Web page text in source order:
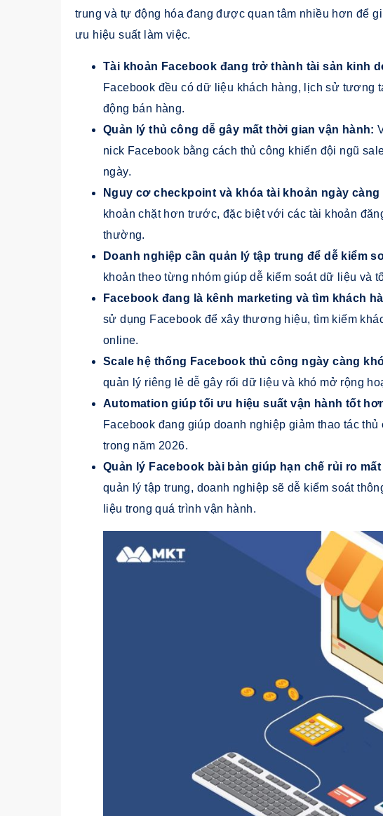
trung và tự động hóa đang được quan tâm nhiều hơn để
ưu hiệu suất làm việc.
Tài khoản Facebook đang trở thành tài sản kinh
Facebook đều có dữ liệu khách hàng, lịch sử tương
động bán hàng.
Quản lý thủ công dễ gây mất thời gian vận hành:
nick Facebook bằng cách thủ công khiến đội ngũ
ngày.
Nguy cơ checkpoint và khóa tài khoản ngày càng
khoản chặt hơn trước, đặc biệt với các tài khoản
thường.
Doanh nghiệp cần quản lý tập trung để dễ kiểm
khoản theo từng nhóm giúp dễ kiểm soát dữ liệu và
Facebook đang là kênh marketing và tìm khách
sử dụng Facebook để xây thương hiệu, tìm kiếm
online.
Scale hệ thống Facebook thủ công ngày càng
quản lý riêng lẻ dễ gây rối dữ liệu và khó mở rộng
Automation giúp tối ưu hiệu suất vận hành tốt
Facebook đang giúp doanh nghiệp giảm thao tác
trong năm 2026.
Quản lý Facebook bài bản giúp hạn chế rủi ro
quản lý tập trung, doanh nghiệp sẽ dễ kiểm soát
liệu trong quá trình vận hành.